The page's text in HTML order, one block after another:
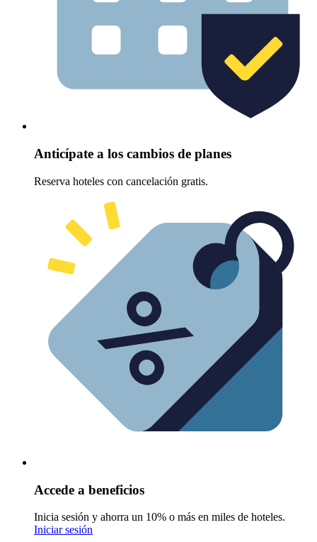
Anticípate a los cambios de planes
Reserva hoteles con cancelación gratis.
Accede a beneficios
Inicia sesión y ahorra un 10% o más en miles de hoteles.
Iniciar sesión